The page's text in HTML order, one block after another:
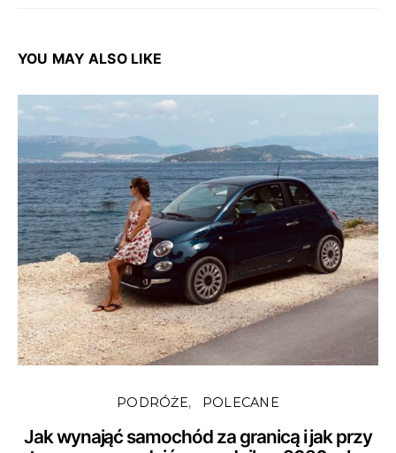
YOU MAY ALSO LIKE
PODRÓŻE POLECANE
Jak wynająć samochód za granicą i jak przy